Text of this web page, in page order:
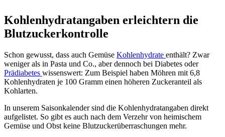
Kohlenhydratangaben erleichtern die
Blutzuckerkontrolle
Schon gewusst, dass auch Gemüse Kohlenhydrate enthält? Zwar
weniger als in Pasta und Co., aber dennoch bei Diabetes oder
Prädiabetes wissenswert: Zum Beispiel haben Möhren mit 6,8
Kohlenhydraten je 100 Gramm einen höheren Zuckeranteil als
Kohlarten.
In unserem Saisonkalender sind die Kohlenhydratangaben direkt
aufgelistet. So gibt es auch nach dem Verzehr von heimischem
Gemüse und Obst keine Blutzuckerüberraschungen mehr.